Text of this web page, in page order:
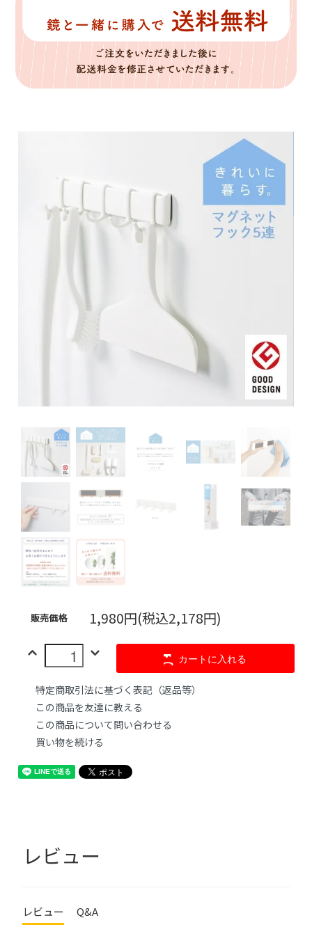
販売価格 1,980円(税込2,178円)
カートに入れる
特定商取引法に基づく表記（返品等）
この商品を友達に教える
この商品について問い合わせる
買い物を続ける
レビュー
レビュー Q&A